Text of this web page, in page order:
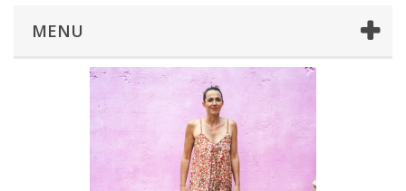
MENU